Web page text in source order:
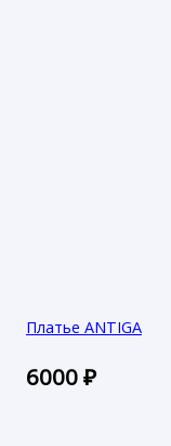
Платье ANTIGA
6000₽